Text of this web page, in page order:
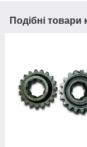
Подібні товари